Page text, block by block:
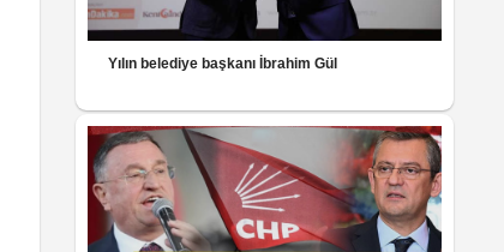
Yılın belediye başkanı İbrahim Gül